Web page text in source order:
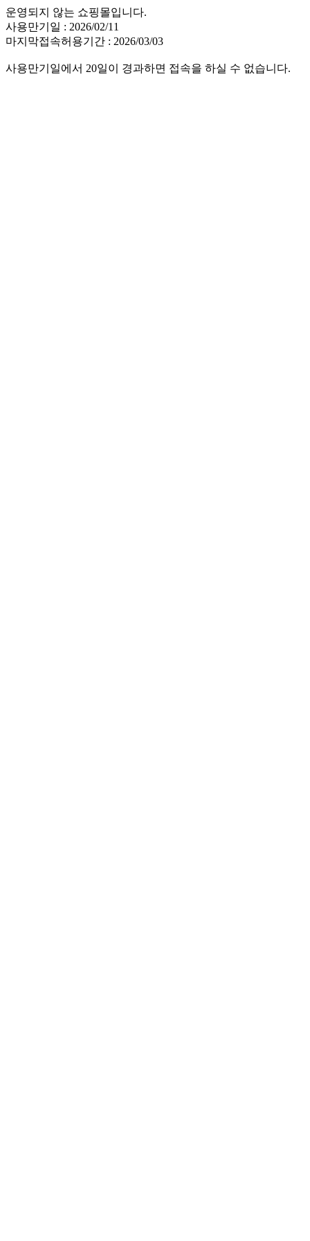
운영되지 않는 쇼핑몰입니다.
사용만기일 : 2026/02/11
마지막접속허용기간 : 2026/03/03
사용만기일에서 20일이 경과하면 접속을 하실 수 없습니다.